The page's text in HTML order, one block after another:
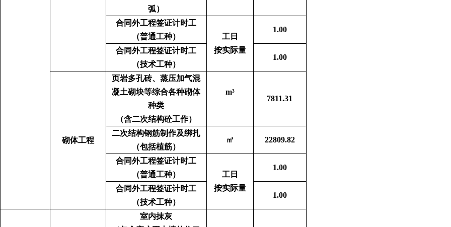
弧）
合同外工程签证计时工
（普通工种）
工日
按实际量
1.00
合同外工程签证计时工
（技术工种）
1.00
砌体工程
页岩多孔砖、蒸压加气混
凝土砌块等综合各种砌体
种类
（含二次结构砼工作）
m³
7811.31
二次结构钢筋制作及绑扎
（包括植筋）
㎡ 22809.82
合同外工程签证计时工
（普通工种）
工日
按实际量
1.00
合同外工程签证计时工
（技术工种）
1.00
室内抹灰